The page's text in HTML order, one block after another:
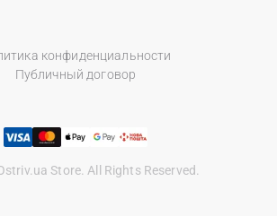
конфиденциальности
Публичный договор
Store. All Rights Reserved.